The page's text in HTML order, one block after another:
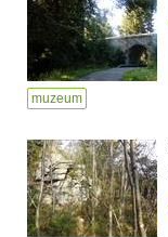
muzeum